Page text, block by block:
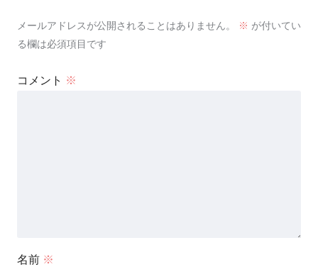
メールアドレスが公開されることはありません。 ※ が付いてい
る欄は必須項目です
コメント ※
名前 ※